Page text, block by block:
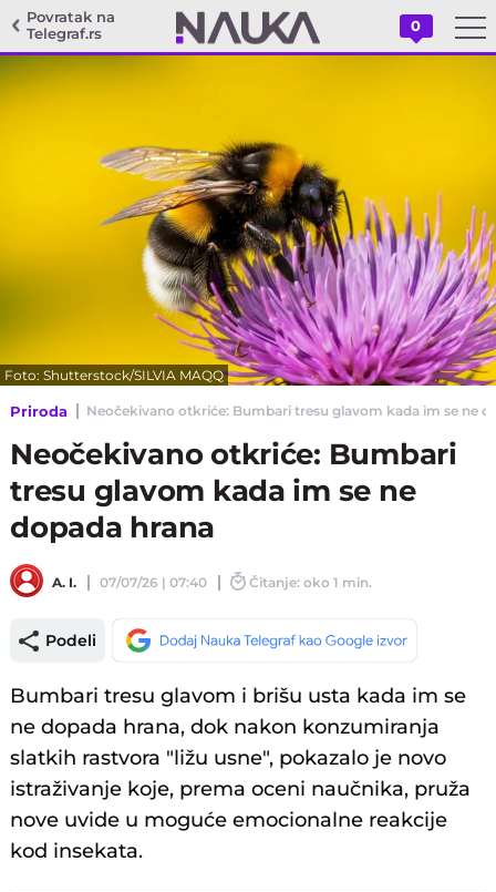
Povratak na
Telegraf.rs
0
Foto: Shutterstock/SILVIA MAQQ
Priroda Neočekivano otkriće: Bumbari tresu glavom kada im se ne
Neočekivano otkriće: Bumbari
tresu glavom kada im se ne
dopada hrana
A. I. 07/07/26 | 07:40 Čitanje: oko 1 min.
Podeli
Bumbari tresu glavom i brišu usta kada im se
ne dopada hrana, dok nakon konzumiranja
slatkih rastvora "ližu usne", pokazalo je novo
istraživanje koje, prema oceni naučnika, pruža
nove uvide u moguće emocionalne reakcije
kod insekata.